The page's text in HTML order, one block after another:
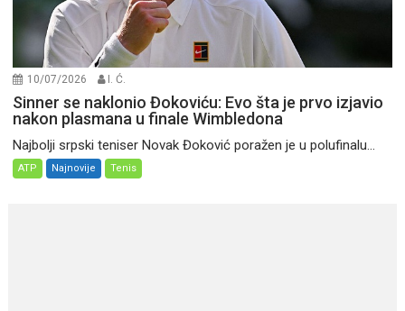
10/07/2026 I. Ć.
Sinner se naklonio Đokoviću: Evo šta je prvo izjavio
nakon plasmana u finale Wimbledona
Najbolji srpski teniser Novak Đoković poražen je u polufinalu...
ATP Najnovije Tenis